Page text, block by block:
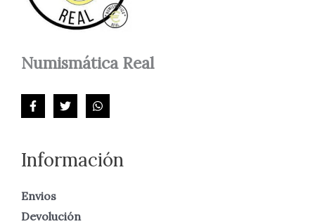
NumismáticaReal
Información
Envios
Devolución